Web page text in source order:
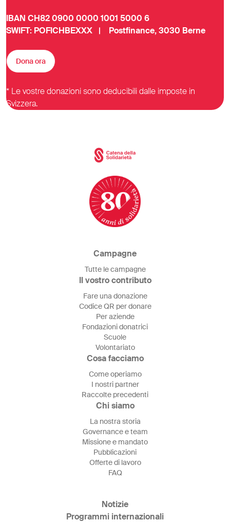
IBAN CH82 0900 0000 1001 5000 6
SWIFT: POFICHBEXXX | Postfinance, 3030 Berne
Dona ora
* Le vostre donazioni sono deducibili dalle imposte in
Svizzera.
Campagne
Tutte le campagne
Il vostro contributo
Fare una donazione
Codice QR per donare
Per aziende
Fondazioni donatrici
Scuole
Volontariato
Cosa facciamo
Come operiamo
I nostri partner
Raccolte precedenti
Chi siamo
La nostra storia
Governance e team
Missione e mandato
Pubblicazioni
Offerte di lavoro
FAQ
Notizie
Programmi internazionali